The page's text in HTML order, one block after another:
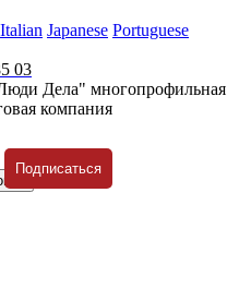
Italian Japanese Portuguese
03
Дела" многопрофильная
компания
Подписаться